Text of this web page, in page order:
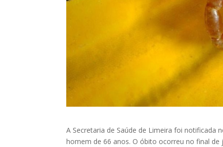
A Secretaria de Saúde de Limeira foi
homem de 66 anos. O óbito ocorreu no final